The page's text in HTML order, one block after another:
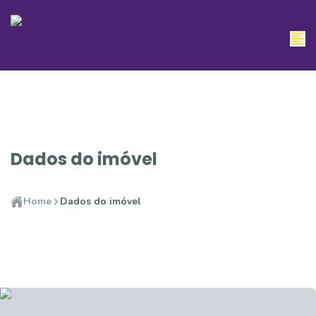
Dados do imóvel
Home Dados do imóvel